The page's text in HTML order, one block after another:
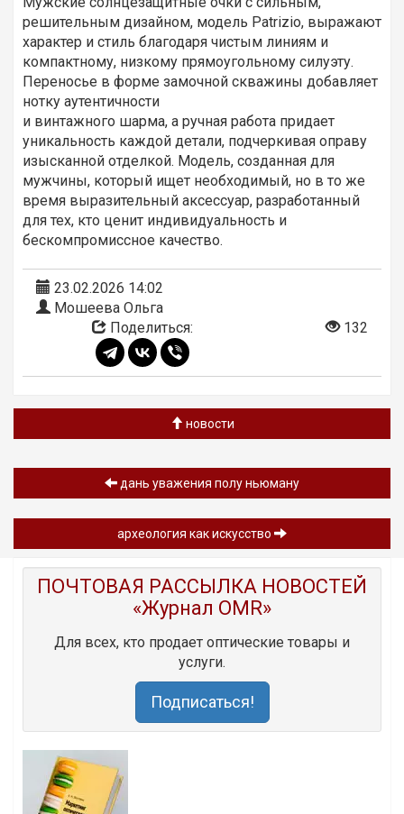
решительным дизайном, модель Patrizio, выражают
характер и стиль благодаря чистым линиям и
компактному, низкому прямоугольному силуэту.
Переносье в форме замочной скважины добавляет
нотку аутентичности
и винтажного шарма, а ручная работа придает
уникальность каждой детали, подчеркивая оправу
изысканной отделкой. Модель, созданная для
мужчины, который ищет необходимый, но в то же
время выразительный аксессуар, разработанный
для тех, кто ценит индивидуальность и
бескомпромиссное качество.
23.02.2026 14:02
Мошеева Ольга
Поделиться:
132
новости
дань уважения полу ньюману
археология как искусство
ПОЧТОВАЯ РАССЫЛКА НОВОСТЕЙ
«Журнал OMR»
Для всех, кто продает оптические товары и
услуги.
Подписаться!